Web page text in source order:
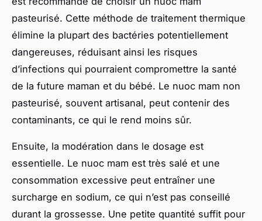
pasteurisé. Cette méthode de traitement thermique
élimine la plupart des bactéries potentiellement
dangereuses, réduisant ainsi les risques
d’infections qui pourraient compromettre la santé
de la future maman et du bébé. Le nuoc mam non
pasteurisé, souvent artisanal, peut contenir des
contaminants, ce qui le rend moins sûr.
Ensuite, la modération dans le dosage est
essentielle. Le nuoc mam est très salé et une
consommation excessive peut entraîner une
surcharge en sodium, ce qui n’est pas conseillé
durant la grossesse. Une petite quantité suffit pour